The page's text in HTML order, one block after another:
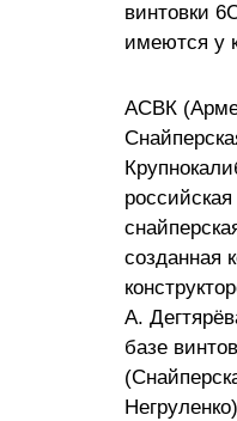
винтовки
имеются у
АСВК
созданная
А.
базе